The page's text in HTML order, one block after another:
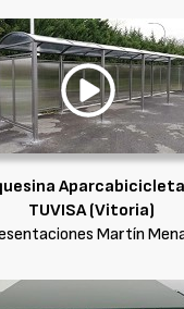
TUVISA (Vitoria)
Martín